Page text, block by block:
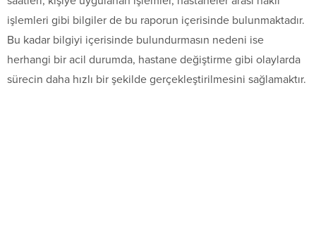
işlemleri gibi bilgiler de bu raporun içerisinde bulunmaktadır.
Bu kadar bilgiyi içerisinde bulundurmasın nedeni ise
herhangi bir acil durumda, hastane değiştirme gibi olaylarda
sürecin daha hızlı bir şekilde gerçekleştirilmesini sağlamaktır.